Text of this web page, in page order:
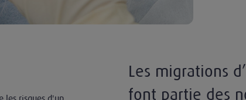
Les migrations
font partie des